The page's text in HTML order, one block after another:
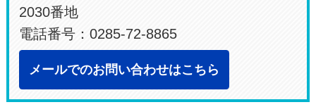
2030番地
電話番号：0285-72-8865
メールでのお問い合わせはこちら